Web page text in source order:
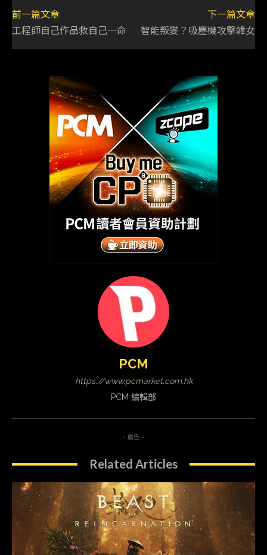
前一篇文章
工程師自己作品救自己一命
下一篇文章
智能叛變？吸塵機攻擊韓女
PCM
https://www.pcmarket.com.hk
PCM 編輯部
- 廣告 -
Related Articles